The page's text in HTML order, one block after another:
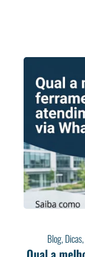
Blog,Dicas,